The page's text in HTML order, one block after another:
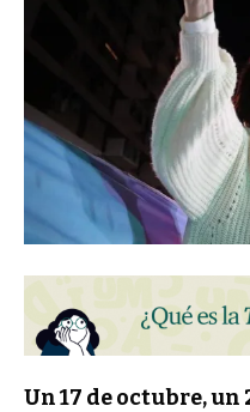
Un 17 de octubre, un